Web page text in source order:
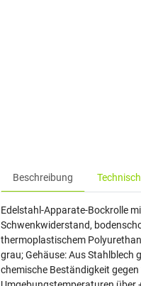
Beschreibung
Edelstahl-Apparate-Bockrolle
Schwenkwiderstand,
thermoplastischem
grau; Gehäuse: Aus Stahlblech
chemische Beständigkeit gegen